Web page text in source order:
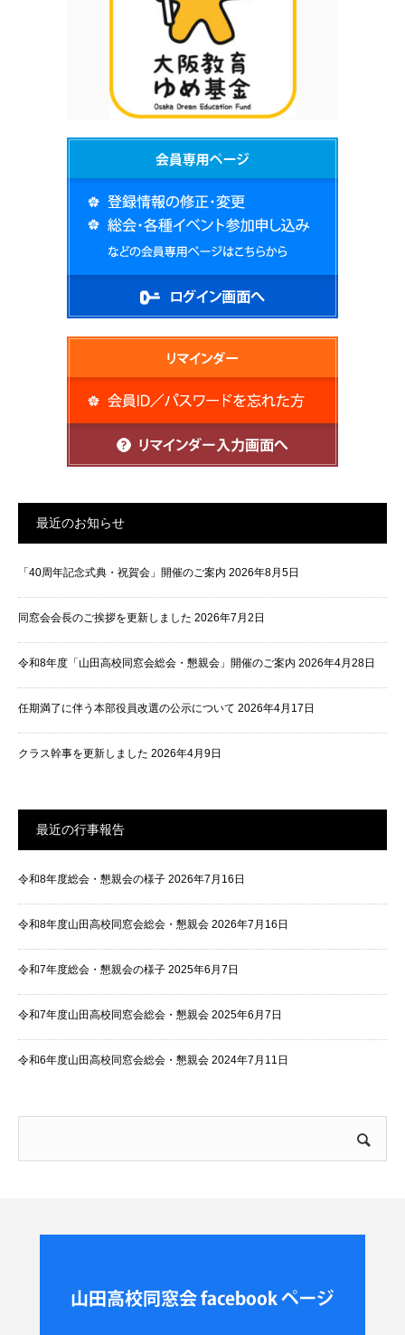
最近のお知らせ
「40周年記念式典・祝賀会」開催のご案内 2026年8月5日
同窓会会長のご挨拶を更新しました 2026年7月2日
令和8年度「山田高校同窓会総会・懇親会」開催のご案内 2026年4月28日
任期満了に伴う本部役員改選の公示について 2026年4月17日
クラス幹事を更新しました 2026年4月9日
最近の行事報告
令和8年度総会・懇親会の様子 2026年7月16日
令和8年度山田高校同窓会総会・懇親会 2026年7月16日
令和7年度総会・懇親会の様子 2025年6月7日
令和7年度山田高校同窓会総会・懇親会 2025年6月7日
令和6年度山田高校同窓会総会・懇親会 2024年7月11日